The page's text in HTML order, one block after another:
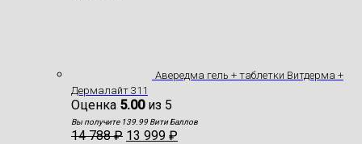
Авередма гель + таблетки Витдерма +
Дермалайт 311
Оценка 5.00из 5
Вы получите 139.99 Вити Баллов
14 788₽ 13 999 ₽